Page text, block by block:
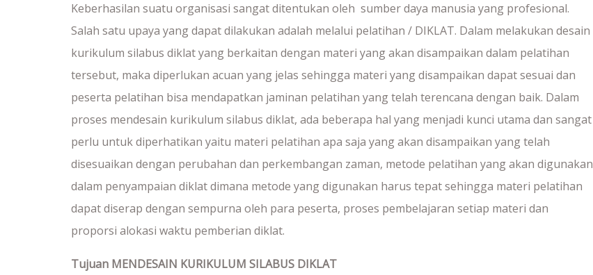
Keberhasilan suatu organisasi sangat ditentukan oleh sumber daya manusia yang profesional.
Salah satu upaya yang dapat dilakukan adalah melalui pelatihan / DIKLAT. Dalam melakukan desain
kurikulum silabus diklat yang berkaitan dengan materi yang akan disampaikan dalam pelatihan
tersebut, maka diperlukan acuan yang jelas sehingga materi yang disampaikan dapat sesuai dan
peserta pelatihan bisa mendapatkan jaminan pelatihan yang telah terencana dengan baik. Dalam
proses mendesain kurikulum silabus diklat, ada beberapa hal yang menjadi kunci utama dan sangat
perlu untuk diperhatikan yaitu materi pelatihan apa saja yang akan disampaikan yang telah
disesuaikan dengan perubahan dan perkembangan zaman, metode pelatihan yang akan digunakan
dalam penyampaian diklat dimana metode yang digunakan harus tepat sehingga materi pelatihan
dapat diserap dengan sempurna oleh para peserta, proses pembelajaran setiap materi dan
proporsi alokasi waktu pemberian diklat.
Tujuan MENDESAIN KURIKULUM SILABUS DIKLAT